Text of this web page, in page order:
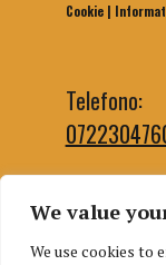
We value
We use cookies to
Cookie|
Telefono:
Email